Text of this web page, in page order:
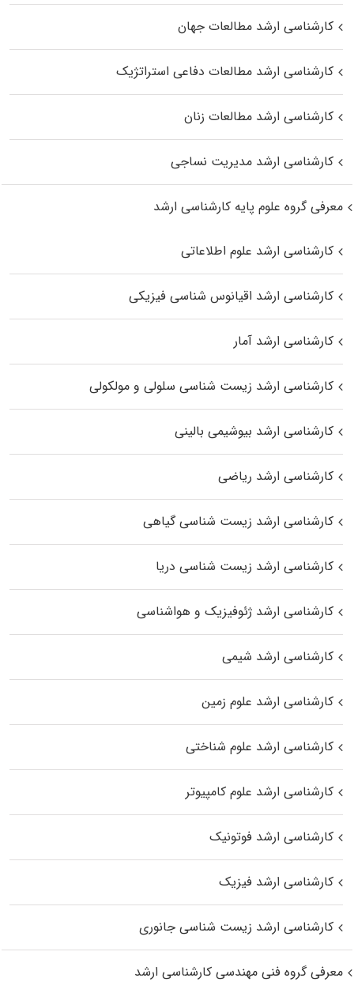
کارشناسی ارشد مطالعات جهان
کارشناسی ارشد مطالعات دفاعی استراتژیک
کارشناسی ارشد مطالعات زنان
کارشناسی ارشد مدیریت نساجی
معرفی گروه علوم پایه کارشناسی ارشد
کارشناسی ارشد علوم اطلاعاتی
کارشناسی ارشد اقیانوس‌ شناسی فیزیکی
کارشناسی ارشد آمار
کارشناسی ارشد زیست شناسی سلولی و مولکولی
کارشناسی ارشد بیوشیمی بالینی
کارشناسی ارشد ریاضی
کارشناسی ارشد زیست‌ شناسی گیاهی
کارشناسی ارشد زیست‌ شناسی دریا
کارشناسی ارشد ژئوفیزیک و هواشناسی
کارشناسی ارشد شیمی
کارشناسی ارشد علوم زمین
کارشناسی ارشد علوم شناختی
کارشناسی ارشد علوم کامپیوتر
کارشناسی ارشد فوتونیک
کارشناسی ارشد فیزیک
کارشناسی ارشد زیست‌ شناسی جانوری
معرفی گروه فنی مهندسی کارشناسی ارشد